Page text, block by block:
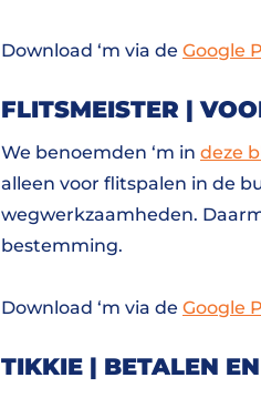
Download ‘m via de Google
FLITSMEISTER |
We benoemden ‘m in deze
alleen voor flitspalen in de
wegwerkzaamheden.
bestemming.
Download ‘m via de Google
TIKKIE | BETALEN